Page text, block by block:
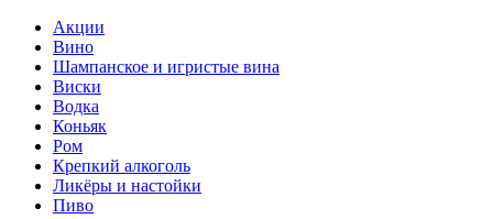
Акции
Вино
Шампанское и игристые вина
Виски
Водка
Коньяк
Ром
Крепкий алкоголь
Ликёры и настойки
Пиво